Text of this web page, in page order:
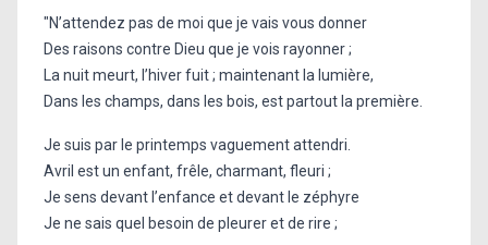
"N’attendez pas de moi que je vais vous donner
Des raisons contre Dieu que je vois rayonner ;
La nuit meurt, l’hiver fuit ; maintenant la lumière,
Dans les champs, dans les bois, est partout la première.
Je suis par le printemps vaguement attendri.
Avril est un enfant, frêle, charmant, fleuri ;
Je sens devant l’enfance et devant le zéphyre
Je ne sais quel besoin de pleurer et de rire ;